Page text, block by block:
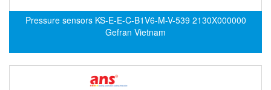
Electro Adda
Electronic Design System S.R.L Vietnam
Electronics Inc. Viet Nam
Pressure sensors KS-E-E-C-B1V6-M-V-539 2130X000000
Gefran Vietnam